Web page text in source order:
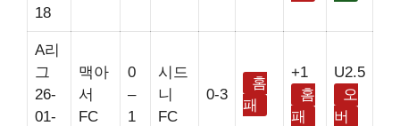
18
A리
그
26-
01-
맥아
서
FC
0
–
1
시드
니
FC
0-3
홈
패
+1
홈
패
U2.5
오
버